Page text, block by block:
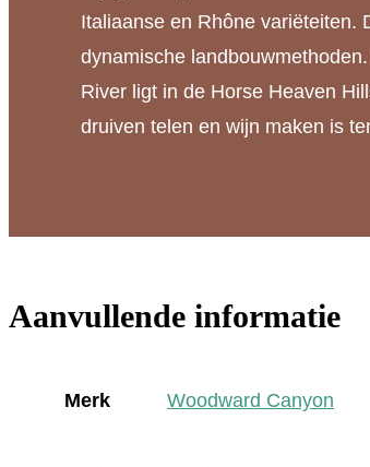
Italiaanse en Rhône variëteiten.
dynamische
River ligt in de Horse Heaven
druiven telen en wijn maken is
Aanvullende informatie
Merk Woodward Canyon